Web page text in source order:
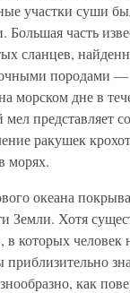
участки суши
часть
сланцев,
породами
морском дне в
представляет
ракушек
морях.
океана
Земли. Хотя
которых человек
как